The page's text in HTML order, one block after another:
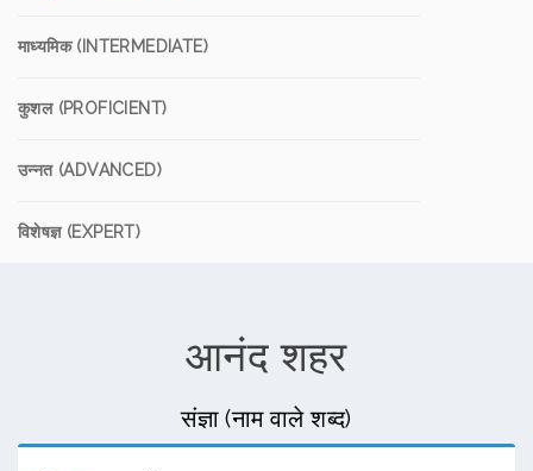
माध्यमिक (INTERMEDIATE)
कुशल (PROFICIENT)
उन्नत (ADVANCED)
विशेषज्ञ (EXPERT)
आनंद शहर
संज्ञा (नाम वाले शब्द)